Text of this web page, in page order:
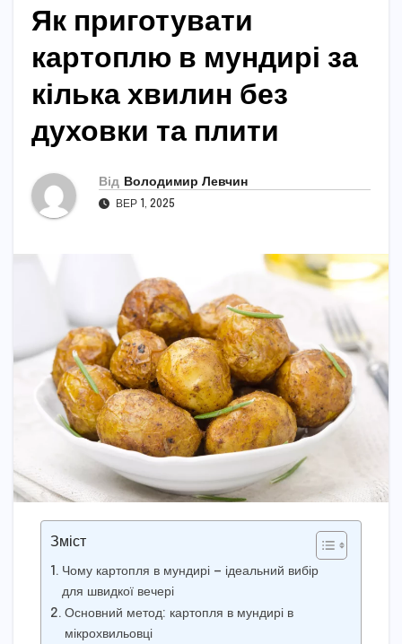
Як приготувати
картоплю в мундирі за
кілька хвилин без
духовки та плити
Від Володимир Левчин
ВЕР 1, 2025
Зміст
Чому картопля в мундирі — ідеальний вибір
для швидкої вечері
Основний метод: картопля в мундирі в
мікрохвильовці